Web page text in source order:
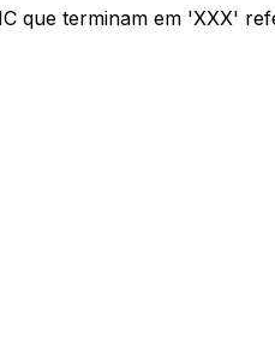
que terminam em 'XXX'